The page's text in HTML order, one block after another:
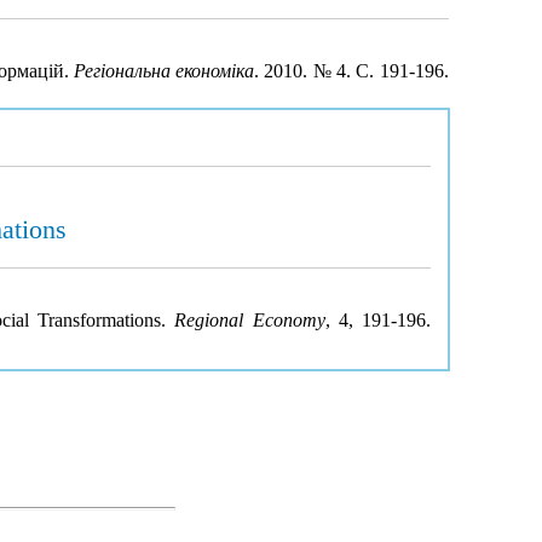
Регіональна економіка. 2010. № 4. С. 191-196.
Transformations. Regional Economy, 4, 191-196.